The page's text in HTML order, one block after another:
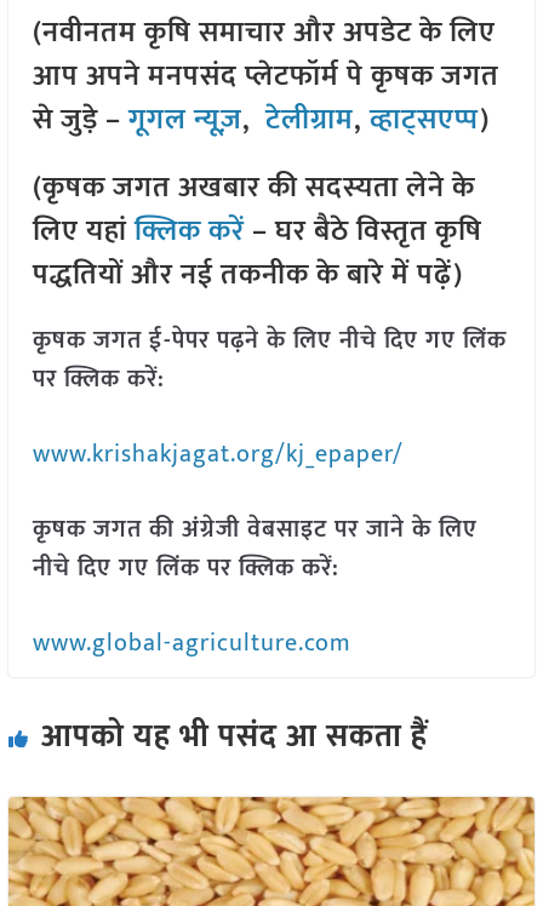
(नवीनतम कृषि समाचार और अपडेट के लिए
आप अपने मनपसंद प्लेटफॉर्म पे कृषक जगत
से जुड़े –गूगल न्यूज़,टेलीग्राम,व्हाट्सएप्प)
(कृषक जगत अखबार की सदस्यता लेने के
लिए यहांक्लिक करें– घर बैठे विस्तृत कृषि
पद्धतियों और नई तकनीक के बारे में पढ़ें)
कृषक जगत ई-पेपर पढ़ने के लिए नीचे दिए गए लिंक
पर क्लिक करें:
www.krishakjagat.org/kj_epaper/
कृषक जगत की अंग्रेजी वेबसाइट पर जाने के लिए
नीचे दिए गए लिंक पर क्लिक करें:
www.global-agriculture.com
आपको यह भी पसंद आ सकता हैं